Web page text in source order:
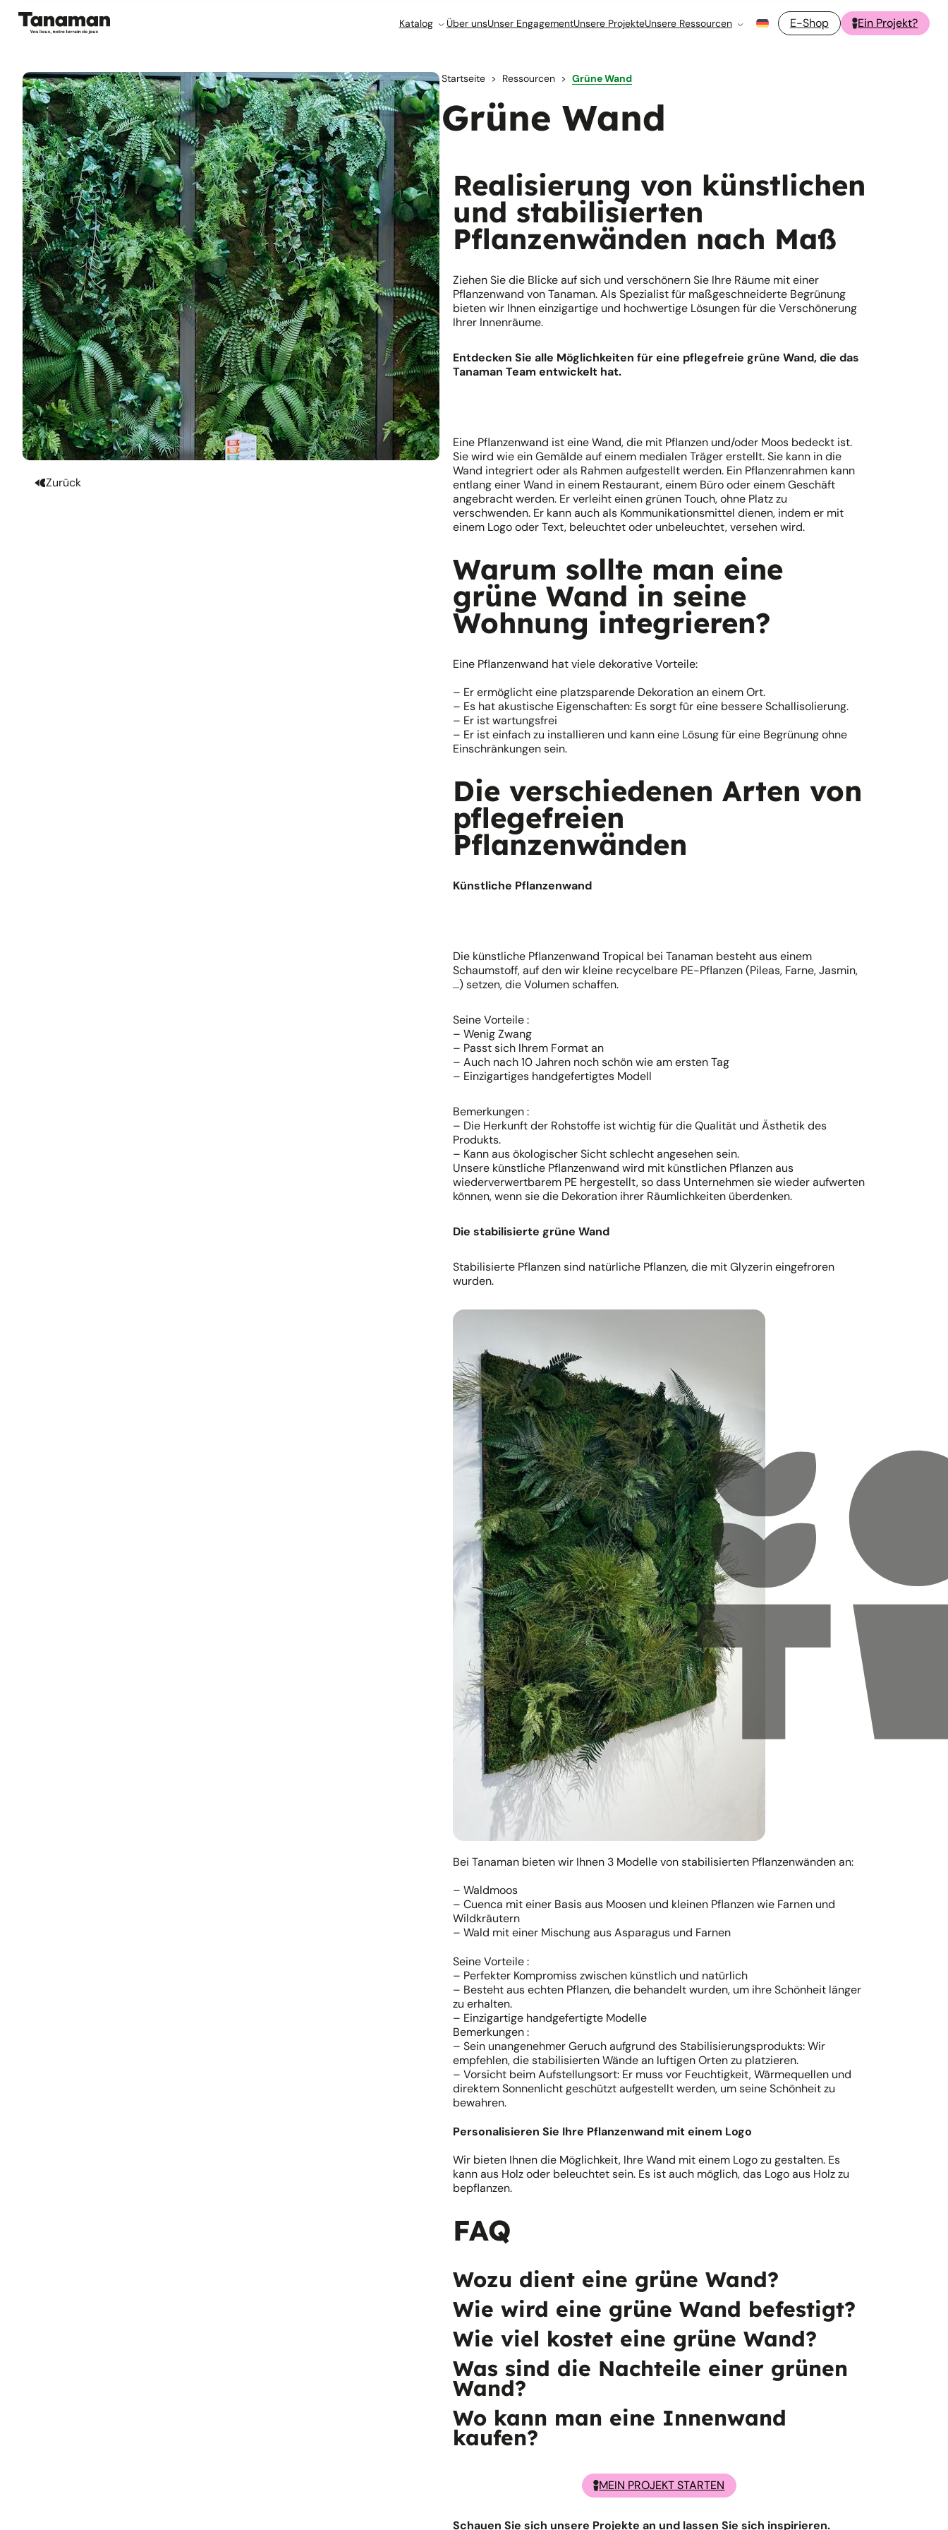
Katalog Über unsUnser EngagementUnsere ProjekteUnsere Ressourcen E-Shop Ein Projekt?
Zurück
Startseite Ressourcen Grüne Wand
Grüne Wand
Realisierung von künstlichen
und stabilisierten
Pflanzenwänden nach Maß
Ziehen Sie die Blicke auf sich und verschönern Sie Ihre Räume mit einer
Pflanzenwand von Tanaman. Als Spezialist für maßgeschneiderte Begrünung
bieten wir Ihnen einzigartige und hochwertige Lösungen für die Verschönerung
Ihrer Innenräume.
Entdecken Sie alle Möglichkeiten für eine pflegefreie grüne Wand, die das
Tanaman Team entwickelt hat.
Eine Pflanzenwand ist eine Wand, die mit Pflanzen und/oder Moos bedeckt ist.
Sie wird wie ein Gemälde auf einem medialen Träger erstellt. Sie kann in die
Wand integriert oder als Rahmen aufgestellt werden. Ein Pflanzenrahmen kann
entlang einer Wand in einem Restaurant, einem Büro oder einem Geschäft
angebracht werden. Er verleiht einen grünen Touch, ohne Platz zu
verschwenden. Er kann auch als Kommunikationsmittel dienen, indem er mit
einem Logo oder Text, beleuchtet oder unbeleuchtet, versehen wird.
Warum sollte man eine
grüne Wand in seine
Wohnung integrieren?
Eine Pflanzenwand hat viele dekorative Vorteile:
– Er ermöglicht eine platzsparende Dekoration an einem Ort.
– Es hat akustische Eigenschaften: Es sorgt für eine bessere Schallisolierung.
– Er ist wartungsfrei
– Er ist einfach zu installieren und kann eine Lösung für eine Begrünung ohne
Einschränkungen sein.
Die verschiedenen Arten von
pflegefreien
Pflanzenwänden
Künstliche Pflanzenwand
Die künstliche Pflanzenwand Tropical bei Tanaman besteht aus einem
Schaumstoff, auf den wir kleine recycelbare PE-Pflanzen (Pileas, Farne, Jasmin,
…) setzen, die Volumen schaffen.
Seine Vorteile :
– Wenig Zwang
– Passt sich Ihrem Format an
– Auch nach 10 Jahren noch schön wie am ersten Tag
– Einzigartiges handgefertigtes Modell
Bemerkungen :
– Die Herkunft der Rohstoffe ist wichtig für die Qualität und Ästhetik des
Produkts.
– Kann aus ökologischer Sicht schlecht angesehen sein.
Unsere künstliche Pflanzenwand wird mit künstlichen Pflanzen aus
wiederverwertbarem PE hergestellt, so dass Unternehmen sie wieder aufwerten
können, wenn sie die Dekoration ihrer Räumlichkeiten überdenken.
Die stabilisierte grüne Wand
Stabilisierte Pflanzen sind natürliche Pflanzen, die mit Glyzerin eingefroren
wurden.
Bei Tanaman bieten wir Ihnen 3 Modelle von stabilisierten Pflanzenwänden an:
– Waldmoos
– Cuenca mit einer Basis aus Moosen und kleinen Pflanzen wie Farnen und
Wildkräutern
– Wald mit einer Mischung aus Asparagus und Farnen
Seine Vorteile :
– Perfekter Kompromiss zwischen künstlich und natürlich
– Besteht aus echten Pflanzen, die behandelt wurden, um ihre Schönheit länger
zu erhalten.
– Einzigartige handgefertigte Modelle
Bemerkungen :
– Sein unangenehmer Geruch aufgrund des Stabilisierungsprodukts: Wir
empfehlen, die stabilisierten Wände an luftigen Orten zu platzieren.
– Vorsicht beim Aufstellungsort: Er muss vor Feuchtigkeit, Wärmequellen und
direktem Sonnenlicht geschützt aufgestellt werden, um seine Schönheit zu
bewahren.
Personalisieren Sie Ihre Pflanzenwand mit einem Logo
Wir bieten Ihnen die Möglichkeit, Ihre Wand mit einem Logo zu gestalten. Es
kann aus Holz oder beleuchtet sein. Es ist auch möglich, das Logo aus Holz zu
bepflanzen.
FAQ
Wozu dient eine grüne Wand?
Wie wird eine grüne Wand befestigt?
Wie viel kostet eine grüne Wand?
Was sind die Nachteile einer grünen
Wand?
Wo kann man eine Innenwand
kaufen?
MEIN PROJEKT STARTEN
Schauen Sie sich unsere Projekte an und lassen Sie sich inspirieren.